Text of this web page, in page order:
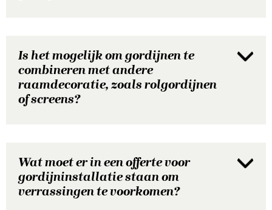
Is het mogelijk om gordijnen te
combineren met andere
raamdecoratie, zoals rolgordijnen
of screens?
Wat moet er in een offerte voor
gordijninstallatie staan om
verrassingen te voorkomen?